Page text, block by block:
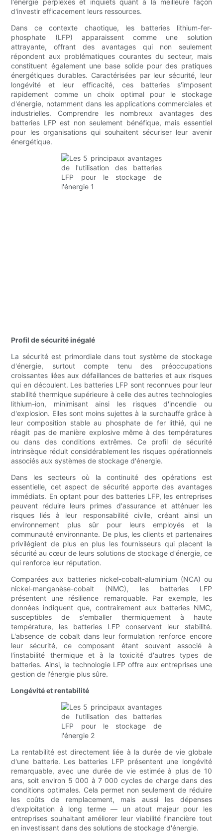
l'énergie perplexes et inquiets quant à la meilleure façon
d'investir efficacement leurs ressources.
Dans ce contexte chaotique, les batteries lithium-fer-
phosphate (LFP) apparaissent comme une solution
attrayante, offrant des avantages qui non seulement
répondent aux problématiques courantes du secteur, mais
constituent également une base solide pour des pratiques
énergétiques durables. Caractérisées par leur sécurité, leur
longévité et leur efficacité, ces batteries s'imposent
rapidement comme un choix optimal pour le stockage
d'énergie, notamment dans les applications commerciales et
industrielles. Comprendre les nombreux avantages des
batteries LFP est non seulement bénéfique, mais essentiel
pour les organisations qui souhaitent sécuriser leur avenir
énergétique.
Profil de sécurité inégalé
La sécurité est primordiale dans tout système de stockage
d'énergie, surtout compte tenu des préoccupations
croissantes liées aux défaillances de batteries et aux risques
qui en découlent. Les batteries LFP sont reconnues pour leur
stabilité thermique supérieure à celle des autres technologies
lithium-ion, minimisant ainsi les risques d'incendie ou
d'explosion. Elles sont moins sujettes à la surchauffe grâce à
leur composition stable au phosphate de fer lithié, qui ne
réagit pas de manière explosive même à des températures
ou dans des conditions extrêmes. Ce profil de sécurité
intrinsèque réduit considérablement les risques opérationnels
associés aux systèmes de stockage d'énergie.
Dans les secteurs où la continuité des opérations est
essentielle, cet aspect de sécurité apporte des avantages
immédiats. En optant pour des batteries LFP, les entreprises
peuvent réduire leurs primes d'assurance et atténuer les
risques liés à leur responsabilité civile, créant ainsi un
environnement plus sûr pour leurs employés et la
communauté environnante. De plus, les clients et partenaires
privilégient de plus en plus les fournisseurs qui placent la
sécurité au cœur de leurs solutions de stockage d'énergie, ce
qui renforce leur réputation.
Comparées aux batteries nickel-cobalt-aluminium (NCA) ou
nickel-manganèse-cobalt (NMC), les batteries LFP
présentent une résilience remarquable. Par exemple, les
données indiquent que, contrairement aux batteries NMC,
susceptibles de s'emballer thermiquement à haute
température, les batteries LFP conservent leur stabilité.
L'absence de cobalt dans leur formulation renforce encore
leur sécurité, ce composant étant souvent associé à
l'instabilité thermique et à la toxicité d'autres types de
batteries. Ainsi, la technologie LFP offre aux entreprises une
gestion de l'énergie plus sûre.
Longévité et rentabilité
La rentabilité est directement liée à la durée de vie globale
d'une batterie. Les batteries LFP présentent une longévité
remarquable, avec une durée de vie estimée à plus de 10
ans, soit environ 5 000 à 7 000 cycles de charge dans des
conditions optimales. Cela permet non seulement de réduire
les coûts de remplacement, mais aussi les dépenses
d'exploitation à long terme — un atout majeur pour les
entreprises souhaitant améliorer leur viabilité financière tout
en investissant dans des solutions de stockage d'énergie.